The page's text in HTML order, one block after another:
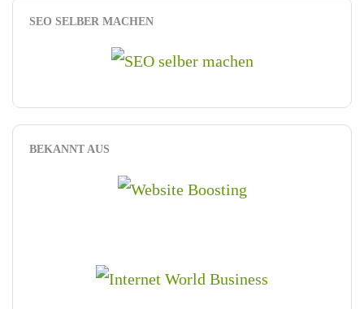
SEO SELBER MACHEN
BEKANNT AUS